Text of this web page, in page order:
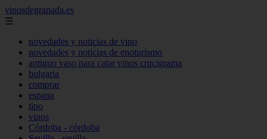
vinosdegranada.es
☰
novedades y noticias de vino
novedades y noticias de enoturismo
antiguo vaso para catar vinos crucigrama
bulgaria
comprar
espana
tipo
vinos
Córdoba - córdoba